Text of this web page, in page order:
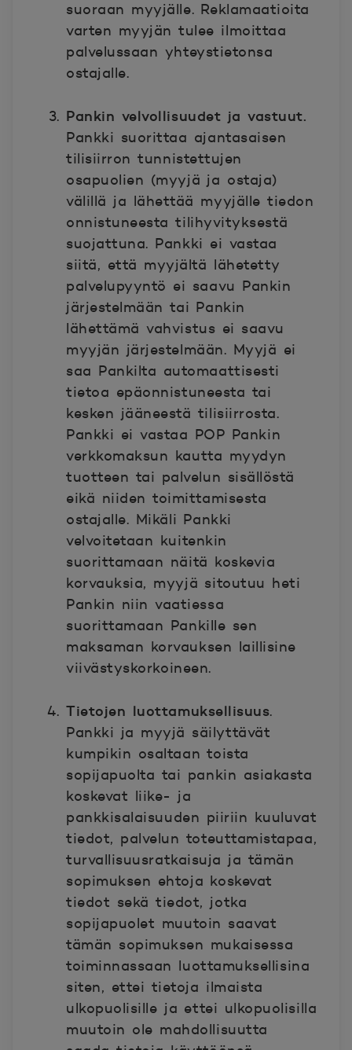
suoraan myyjälle. Reklamaatioita
varten myyjän tulee ilmoittaa
palvelussaan yhteystietonsa
ostajalle.
Pankin velvollisuudet ja vastuut.
Pankki suorittaa ajantasaisen
tilisiirron tunnistettujen
osapuolien (myyjä ja ostaja)
välillä ja lähettää myyjälle tiedon
onnistuneesta tilihyvityksestä
suojattuna. Pankki ei vastaa
siitä, että myyjältä lähetetty
palvelupyyntö ei saavu Pankin
järjestelmään tai Pankin
lähettämä vahvistus ei saavu
myyjän järjestelmään. Myyjä ei
saa Pankilta automaattisesti
tietoa epäonnistuneesta tai
kesken jääneestä tilisiirrosta.
Pankki ei vastaa POP Pankin
verkkomaksun kautta myydyn
tuotteen tai palvelun sisällöstä
eikä niiden toimittamisesta
ostajalle. Mikäli Pankki
velvoitetaan kuitenkin
suorittamaan näitä koskevia
korvauksia, myyjä sitoutuu heti
Pankin niin vaatiessa
suorittamaan Pankille sen
maksaman korvauksen laillisine
viivästyskorkoineen.
Tietojen luottamuksellisuus.
Pankki ja myyjä säilyttävät
kumpikin osaltaan toista
sopijapuolta tai pankin asiakasta
koskevat liike- ja
pankkisalaisuuden piiriin kuuluvat
tiedot, palvelun toteuttamistapaa,
turvallisuusratkaisuja ja tämän
sopimuksen ehtoja koskevat
tiedot sekä tiedot, jotka
sopijapuolet muutoin saavat
tämän sopimuksen mukaisessa
toiminnassaan luottamuksellisina
siten, ettei tietoja ilmaista
ulkopuolisille ja ettei ulkopuolisilla
muutoin ole mahdollisuutta